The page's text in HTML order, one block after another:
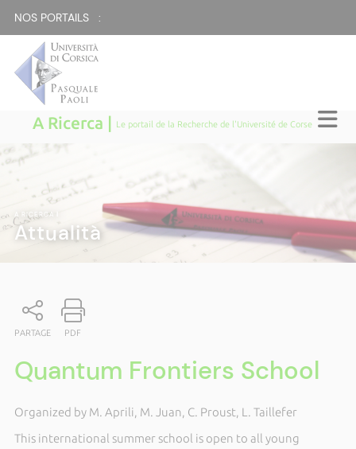
NOS PORTAILS :
A Ricerca | Le portail de la Recherche de l'Université de Corse
A RICERCA
Attualità
PARTAGE PDF
Quantum Frontiers School
Organized by M. Aprili, M. Juan, C. Proust, L. Taillefer
This international summer school is open to all young